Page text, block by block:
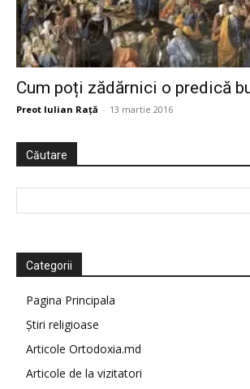
Cum poți zădărnici o predică
Preot Iulian Raţă - 13 martie 2016
Căutare
Categorii
Pagina Principala
Știri religioase
Articole Ortodoxia.md
Articole de la vizitatori